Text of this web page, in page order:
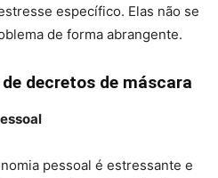
específico. Elas não se
de forma abrangente.
decretos de máscara
pessoal é estressante e